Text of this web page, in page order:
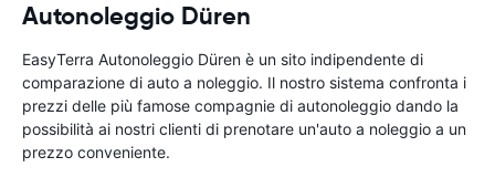
Autonoleggio Düren
EasyTerra Autonoleggio Düren è un sito indipendente di
comparazione di auto a noleggio. Il nostro sistema confronta i
prezzi delle più famose compagnie di autonoleggio dando la
possibilità ai nostri clienti di prenotare un'auto a noleggio a un
prezzo conveniente.